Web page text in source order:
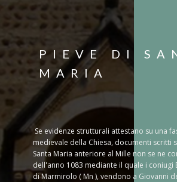
PIEVE DI
MARIA
Se evidenze strutturali attestano su una
medievale della Chiesa, documenti scritti
Santa Maria anteriore al Mille non se ne
dell'anno 1083 mediante il quale i coniugi
di Marmirolo ( Mn ), vendono a Giovanni